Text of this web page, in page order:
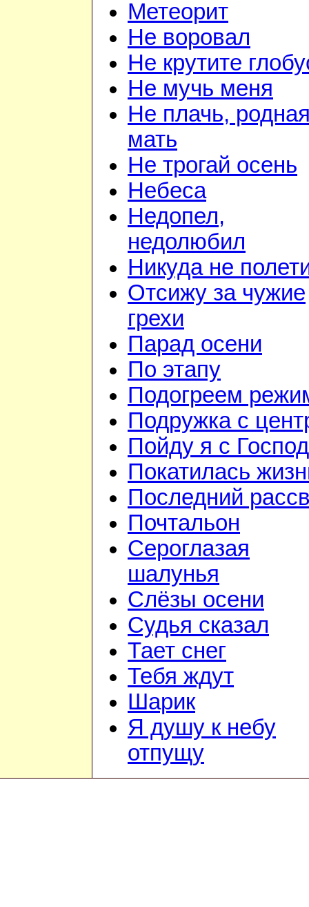
Метеорит
Не воровал
Не крутите
Не мучь меня
Не плачь,
мать
Не трогай осень
Небеса
Недопел,
недолюбил
Никуда не
Отсижу за чужие
грехи
Парад осени
По этапу
Подогреем
Подружка с
Пойду я с
Покатилась
Последний
Почтальон
Сероглазая
шалунья
Слёзы осени
Судья сказал
Тает снег
Тебя ждут
Шарик
Я душу к небу
отпущу